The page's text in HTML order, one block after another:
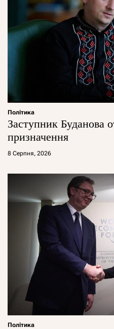
Політика
Заступник Буданова
призначення
8 Серпня, 2026
Політика